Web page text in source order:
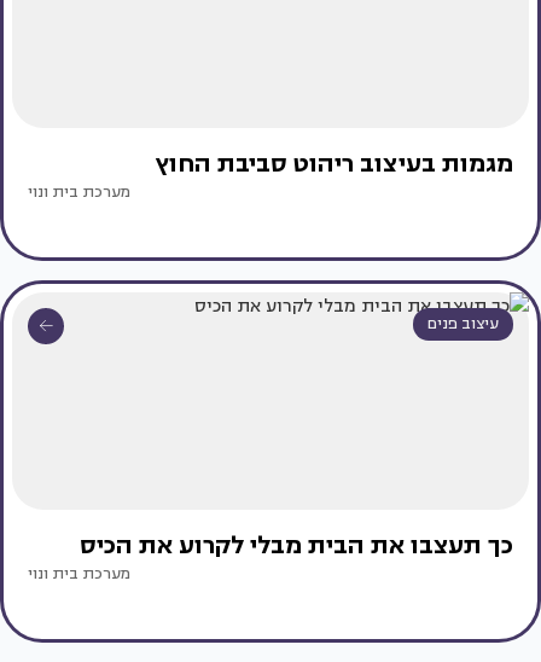
מגמות בעיצוב ריהוט סביבת החוץ
מערכת בית ונוי
עיצוב פנים
כך תעצבו את הבית מבלי לקרוע את הכיס
מערכת בית ונוי